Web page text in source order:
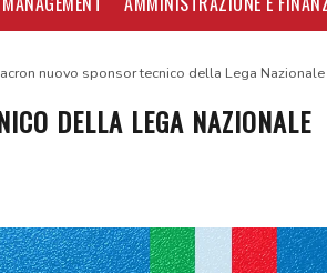
nuovo sponsor tecnico della Lega
DELLA LEGA NAZIONALE